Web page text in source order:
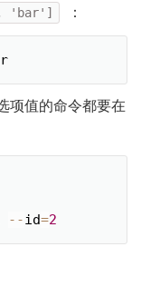
'bar'] ：
项值的命令都要在
--id=2